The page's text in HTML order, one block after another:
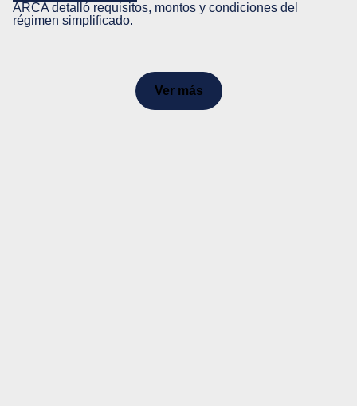
ARCA detalló requisitos, montos y condiciones del
régimen simplificado.
Ver más